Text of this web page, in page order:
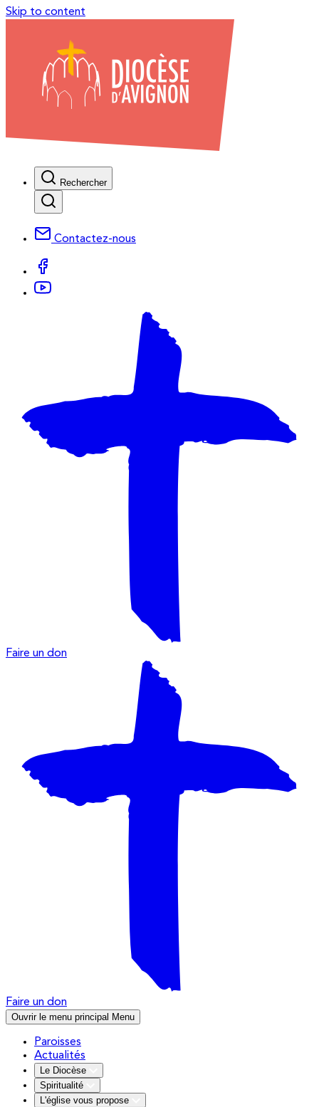
Skip to content
Rechercher
Contactez-nous
Faire un don
Faire un don
Ouvrir le menu principal Menu
Paroisses
Actualités
Le Diocèse
Spiritualité
L'église vous propose